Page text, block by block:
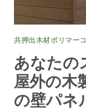
ユ
ニ
ク
外
観
を
演
共押出木材ポリマー
あなたの
屋外の木
の壁パネ